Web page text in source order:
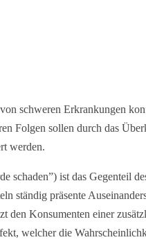
schweren Erkrankungen
Folgen sollen durch das
werden.
schaden”) ist das Gegenteil
ständig präsente
den Konsumenten einer
welcher die